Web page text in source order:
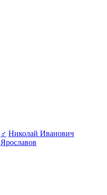
♂ Николай Иванович
Ярославов